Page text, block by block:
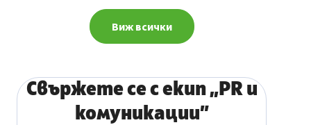
Виж всички
Свържете се с екип „PR и
комуникации”